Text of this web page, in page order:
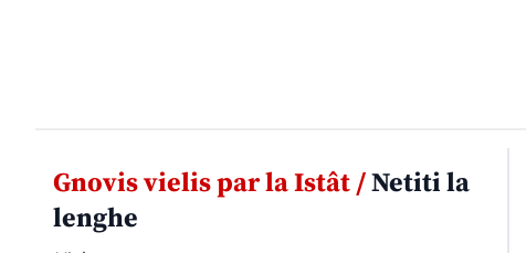
Gnovis vielis par la Istât /Netiti la
lenghe